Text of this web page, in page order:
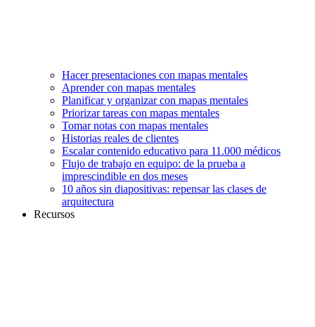
Hacer presentaciones con mapas mentales
Aprender con mapas mentales
Planificar y organizar con mapas mentales
Priorizar tareas con mapas mentales
Tomar notas con mapas mentales
Historias reales de clientes
Escalar contenido educativo para 11.000 médicos
Flujo de trabajo en equipo: de la prueba a
imprescindible en dos meses
10 años sin diapositivas: repensar las clases de
arquitectura
Recursos